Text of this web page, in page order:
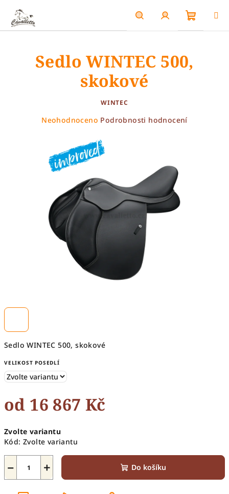
obsah
HledatPřihlášení
Sedlo WINTEC 500, skokové
VELIKOST POSEDLÍ
od 16 867 Kč
cena:
Zvolte variantu
Kód: Zvolte variantu
+
− Do košíku
Sedlo WINTEC 500,
skokové
WINTEC
Průměrné
0,0
hvězdiček.
Neohodnoceno Podrobnosti hodnocení